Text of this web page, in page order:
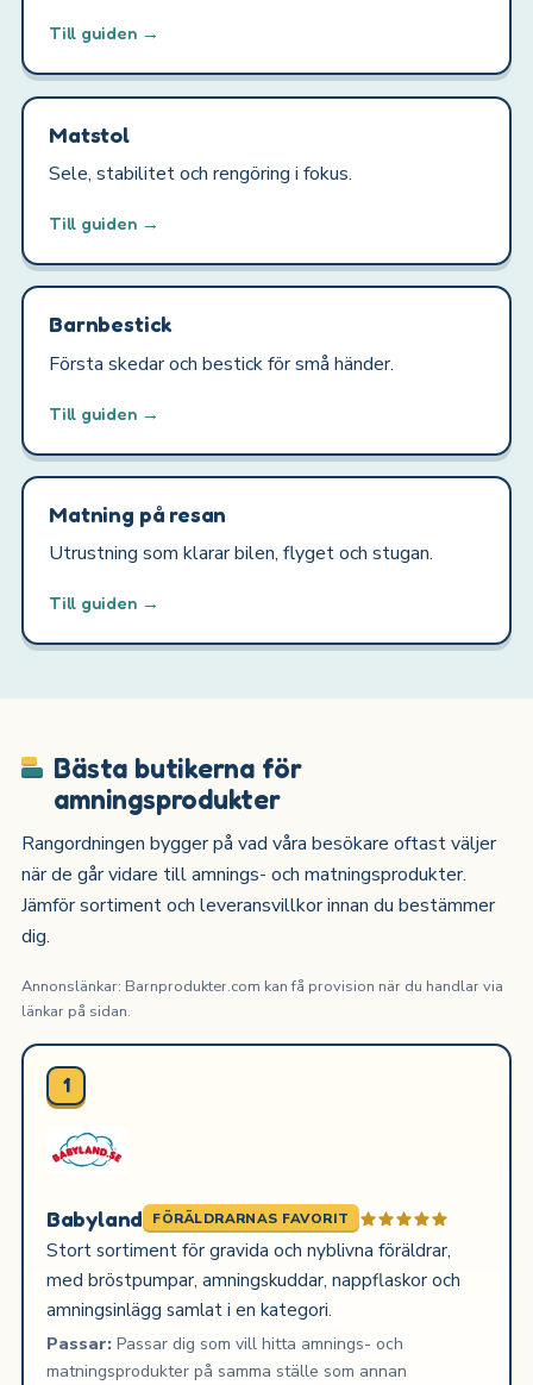
Till guiden →
Matstol
Sele, stabilitet och rengöring i fokus.
Till guiden →
Barnbestick
Första skedar och bestick för små händer.
Till guiden →
Matning på resan
Utrustning som klarar bilen, flyget och stugan.
Till guiden →
Bästa butikerna för
amningsprodukter
Rangordningen bygger på vad våra besökare oftast väljer
när de går vidare till amnings- och matningsprodukter.
Jämför sortiment och leveransvillkor innan du bestämmer
dig.
Annonslänkar: Barnprodukter.com kan få provision när du handlar via
länkar på sidan.
1
Babyland FÖRÄLDRARNAS FAVORIT
Stort sortiment för gravida och nyblivna föräldrar,
med bröstpumpar, amningskuddar, nappflaskor och
amningsinlägg samlat i en kategori.
Passar:Passar dig som vill hitta amnings- och
matningsprodukter på samma ställe som annan